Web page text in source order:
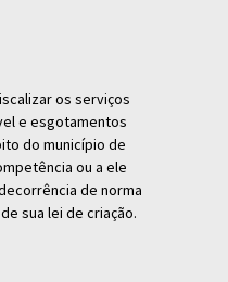
os serviços
e esgotamentos
do município de
ou a ele
de norma
sua lei de criação.